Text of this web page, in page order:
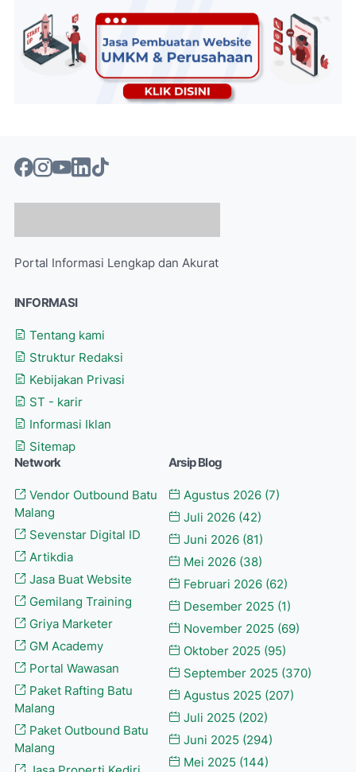
Portal Informasi Lengkap dan Akurat
INFORMASI
Tentang kami
Struktur Redaksi
Kebijakan Privasi
ST - karir
Informasi Iklan
Sitemap
Network
Vendor Outbound Batu
Malang
Sevenstar Digital ID
Artikdia
Jasa Buat Website
Gemilang Training
Griya Marketer
GM Academy
Portal Wawasan
Paket Rafting Batu
Malang
Paket Outbound Batu
Malang
Arsip Blog
Agustus 2026 (7)
Juli 2026 (42)
Juni 2026 (81)
Mei 2026 (38)
Februari 2026 (62)
Desember 2025 (1)
November 2025 (69)
Oktober 2025 (95)
September 2025 (370)
Agustus 2025 (207)
Juli 2025 (202)
Juni 2025 (294)
Mei 2025 (144)